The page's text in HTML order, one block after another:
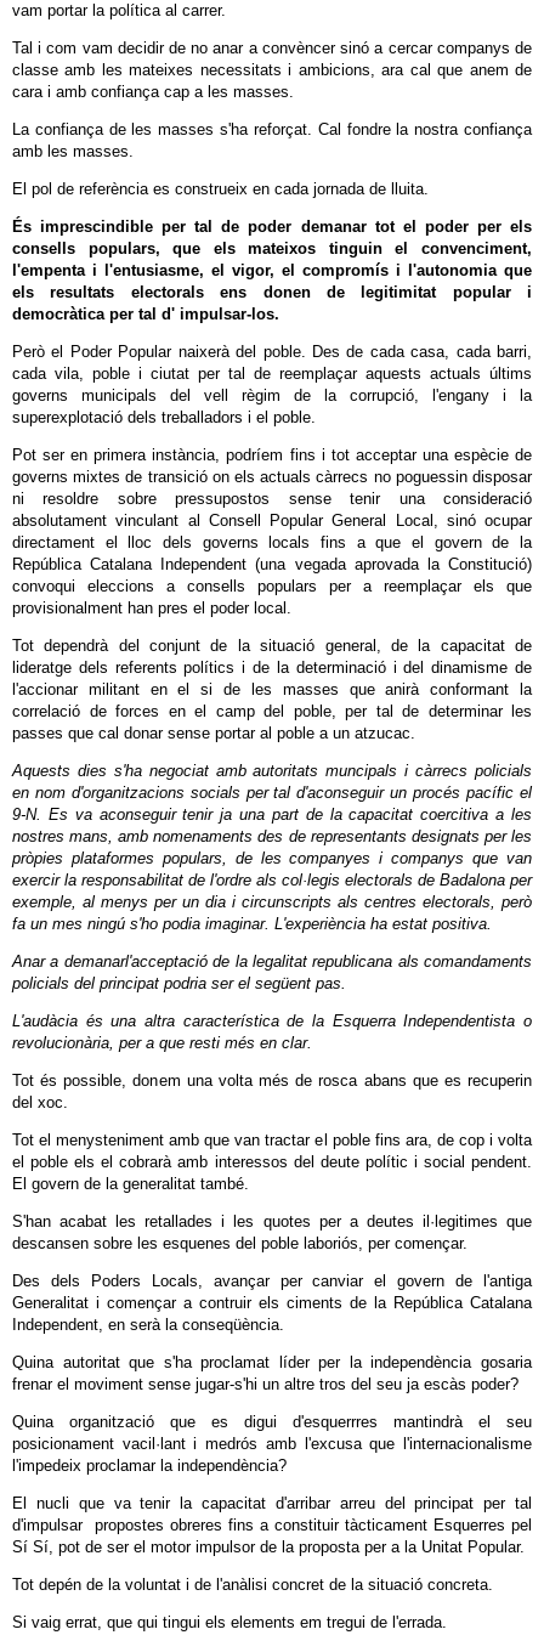
vam portar la política al carrer.
Tal i com vam decidir de no anar a convèncer sinó a cercar companys de
classe amb les mateixes necessitats i ambicions, ara cal que anem de
cara i amb confiança cap a les masses.
La confiança de les masses s'ha reforçat. Cal fondre la nostra confiança
amb les masses.
El pol de referència es construeix en cada jornada de lluita.
És imprescindible per tal de poder demanar tot el poder per els
consells populars, que els mateixos tinguin el convenciment,
l'empenta i l'entusiasme, el vigor, el compromís i l'autonomia que
els resultats electorals ens donen de legitimitat popular i
democràtica per tal d' impulsar-los.
Però el Poder Popular naixerà del poble. Des de cada casa, cada barri,
cada vila, poble i ciutat per tal de reemplaçar aquests actuals últims
governs municipals del vell règim de la corrupció, l'engany i la
superexplotació dels treballadors i el poble.
Pot ser en primera instància, podríem fins i tot acceptar una espècie de
governs mixtes de transició on els actuals càrrecs no poguessin disposar
ni resoldre sobre pressupostos sense tenir una consideració
absolutament vinculant al Consell Popular General Local, sinó ocupar
directament el lloc dels governs locals fins a que el govern de la
República Catalana Independent (una vegada aprovada la Constitució)
convoqui eleccions a consells populars per a reemplaçar els que
provisionalment han pres el poder local.
Tot dependrà del conjunt de la situació general, de la capacitat de
lideratge dels referents polítics i de la determinació i del dinamisme de
l'accionar militant en el si de les masses que anirà conformant la
correlació de forces en el camp del poble, per tal de determinar les
passes que cal donar sense portar al poble a un atzucac.
Aquests dies s'ha negociat amb autoritats muncipals i càrrecs policials
en nom d'organitzacions socials per tal d'aconseguir un procés pacífic el
9-N. Es va aconseguir tenir ja una part de la capacitat coercitiva a les
nostres mans, amb nomenaments des de representants designats per les
pròpies plataformes populars, de les companyes i companys que van
exercir la responsabilitat de l'ordre als col·legis electorals de Badalona per
exemple, al menys per un dia i circunscripts als centres electorals, però
fa un mes ningú s'ho podia imaginar. L'experiència ha estat positiva.
Anar a demanarl'acceptació de la legalitat republicana als comandaments
policials del principat podria ser el següent pas.
L'audàcia és una altra característica de la Esquerra Independentista o
revolucionària, per a que resti més en clar.
Tot és possible, donem una volta més de rosca abans que es recuperin
del xoc.
Tot el menysteniment amb que van tractar el poble fins ara, de cop i volta
el poble els el cobrarà amb interessos del deute polític i social pendent.
El govern de la generalitat també.
S'han acabat les retallades i les quotes per a deutes il·legitimes que
descansen sobre les esquenes del poble laboriós, per començar.
Des dels Poders Locals, avançar per canviar el govern de l'antiga
Generalitat i començar a contruir els ciments de la República Catalana
Independent, en serà la conseqüència.
Quina autoritat que s'ha proclamat líder per la independència gosaria
frenar el moviment sense jugar-s'hi un altre tros del seu ja escàs poder?
Quina organització que es digui d'esquerrres mantindrà el seu
posicionament vacil·lant i medrós amb l'excusa que l'internacionalisme
l'impedeix proclamar la independència?
El nucli que va tenir la capacitat d'arribar arreu del principat per tal
d'impulsar propostes obreres fins a constituir tàcticament Esquerres pel
Sí Sí, pot de ser el motor impulsor de la proposta per a la Unitat Popular.
Tot depén de la voluntat i de l'anàlisi concret de la situació concreta.
Si vaig errat, que qui tingui els elements em tregui de l'errada.